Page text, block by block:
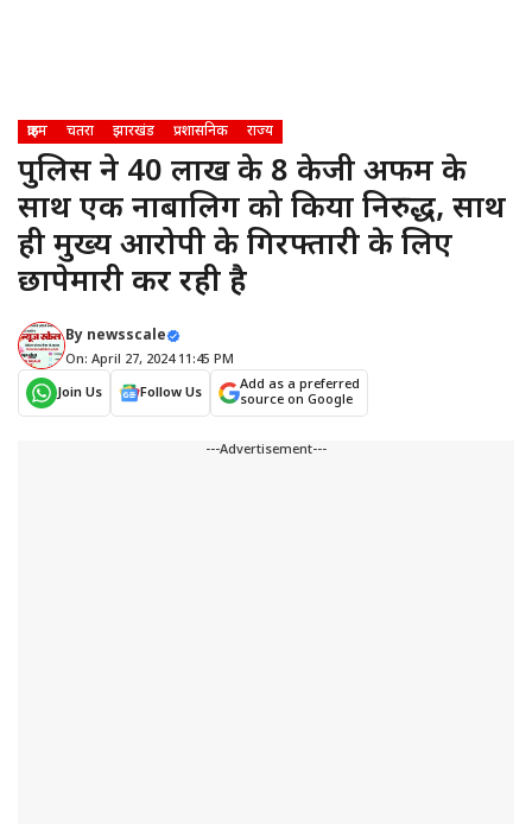
क्राइम चतरा झारखंड प्रशासनिक राज्य
पुलिस ने 40 लाख के 8 केजी अफीम के
साथ एक नाबालिग को किया निरुद्ध, साथ
ही मुख्य आरोपी के गिरफ्तारी के लिए
छापेमारी कर रही है
By newsscale
On: April 27, 2024 11:45 PM
Join Us
Follow Us
Add as a preferred
source on Google
---Advertisement---